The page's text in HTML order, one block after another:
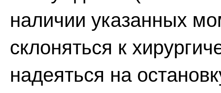
наличии указанных
склоняться к
надеяться на